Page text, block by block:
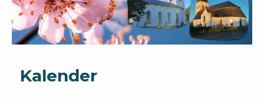
Kalender